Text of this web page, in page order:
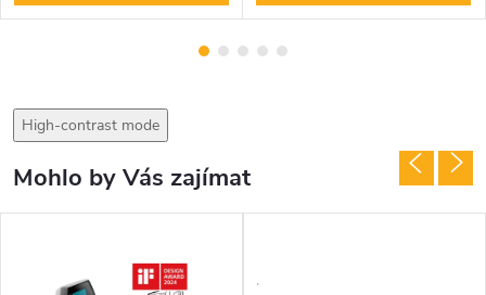
High-contrast mode
Mohlo by Vás zajímat